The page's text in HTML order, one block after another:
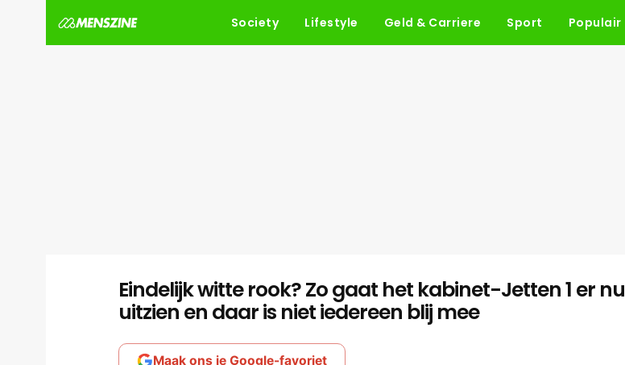
Society Lifestyle Geld & Carriere Sport Populair
Eindelijk witte rook? Zo gaat het kabinet-Jetten 1 er nu
uitzien en daar is niet iedereen blij mee
Maak ons je Google-favoriet